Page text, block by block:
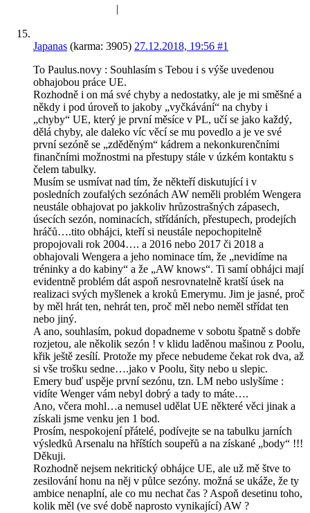
|
Japanas (karma: 3905) 27.12.2018, 19:56 #1
To Paulus.novy : Souhlasím s Tebou i s výše uvedenou
obhajobou práce UE.
Rozhodně i on má své chyby a nedostatky, ale je mi směšné a
někdy i pod úroveň to jakoby „vyčkávání“ na chyby i
„chyby“ UE, který je první měsíce v PL, učí se jako každý,
dělá chyby, ale daleko víc věcí se mu povedlo a je ve své
první sezóně se „zděděným“ kádrem a nekonkurenčními
finančními možnostmi na přestupy stále v úzkém kontaktu s
čelem tabulky.
Musím se usmívat nad tím, že někteří diskutující i v
posledních zoufalých sezónách AW neměli problém Wengera
neustále obhajovat po jakkoliv hrůzostrašných zápasech,
úsecích sezón, nominacích, střídáních, přestupech, prodejích
hráčů….tito obhájci, kteří si neustále nepochopitelně
propojovali rok 2004…. a 2016 nebo 2017 či 2018 a
obhajovali Wengera a jeho nominace tím, že „nevidíme na
tréninky a do kabiny“ a že „AW knows“. Ti samí obhájci mají
evidentně problém dát aspoň nesrovnatelně kratší úsek na
realizaci svých myšlenek a kroků Emerymu. Jim je jasné, proč
by měl hrát ten, nehrát ten, proč měl nebo neměl střídat ten
nebo jiný.
A ano, souhlasím, pokud dopadneme v sobotu špatně s dobře
rozjetou, ale několik sezón ! v klidu laděnou mašinou z Poolu,
křik ještě zesílí. Protože my přece nebudeme čekat rok dva, až
si vše trošku sedne….jako v Poolu, šity nebo u slepic.
Emery buď uspěje první sezónu, tzn. LM nebo uslyšíme :
vidíte Wenger vám nebyl dobrý a tady to máte….
Ano, včera mohl…a nemusel udělat UE některé věci jinak a
získali jsme venku jen 1 bod.
Prosím, nespokojení přátelé, podívejte se na tabulku jarních
výsledků Arsenalu na hříštích soupeřů a na získané „body“ !!!
Děkuji.
Rozhodně nejsem nekritický obhájce UE, ale už mě štve to
zesilování honu na něj v půlce sezóny. možná se ukáže, že ty
ambice nenaplní, ale co mu nechat čas ? Aspoň desetinu toho,
kolik měl (ve své době naprosto vynikající) AW ?